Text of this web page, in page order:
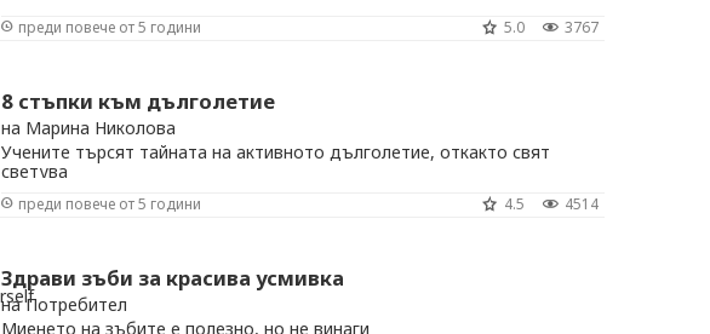
преди повече от 5 години 3767
5.0
8 стъпки към дълголетие
на Марина Николова
Учените търсят тайната на активното дълголетие, откакто свят
светува
преди повече от 5 години 4514
4.5
Здрави зъби за красива усмивка
на Потребител
Миенето на зъбите е полезно, но не винаги